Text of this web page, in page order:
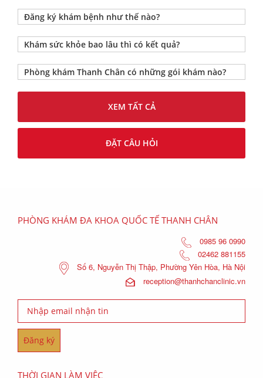
Đăng ký khám bệnh như thế nào?
Khám sức khỏe bao lâu thì có kết quả?
Phòng khám Thanh Chân có những gói khám nào?
XEM TẤT CẢ
ĐẶT CÂU HỎI
PHÒNG KHÁM ĐA KHOA QUỐC TẾ THANH CHÂN
0985 96 0990
02462 881155
Số 6, Nguyễn Thị Thập, Phường Yên Hòa, Hà Nội
reception@thanhchanclinic.vn
THỜI GIAN LÀM VIỆC